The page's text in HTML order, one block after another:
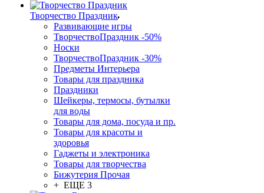
Творчество Праздник
Развивающие игры
ТворчествоПраздник -50%
Носки
ТворчествоПраздник -30%
Предметы Интерьера
Товары для праздника
Праздники
Шейкеры, термосы, бутылки
для воды
Товары для дома, посуда и пр.
Товары для красоты и
здоровья
Гаджеты и электроника
Товары для творчества
Бижутерия Прочая
+ ЕЩЕ 3